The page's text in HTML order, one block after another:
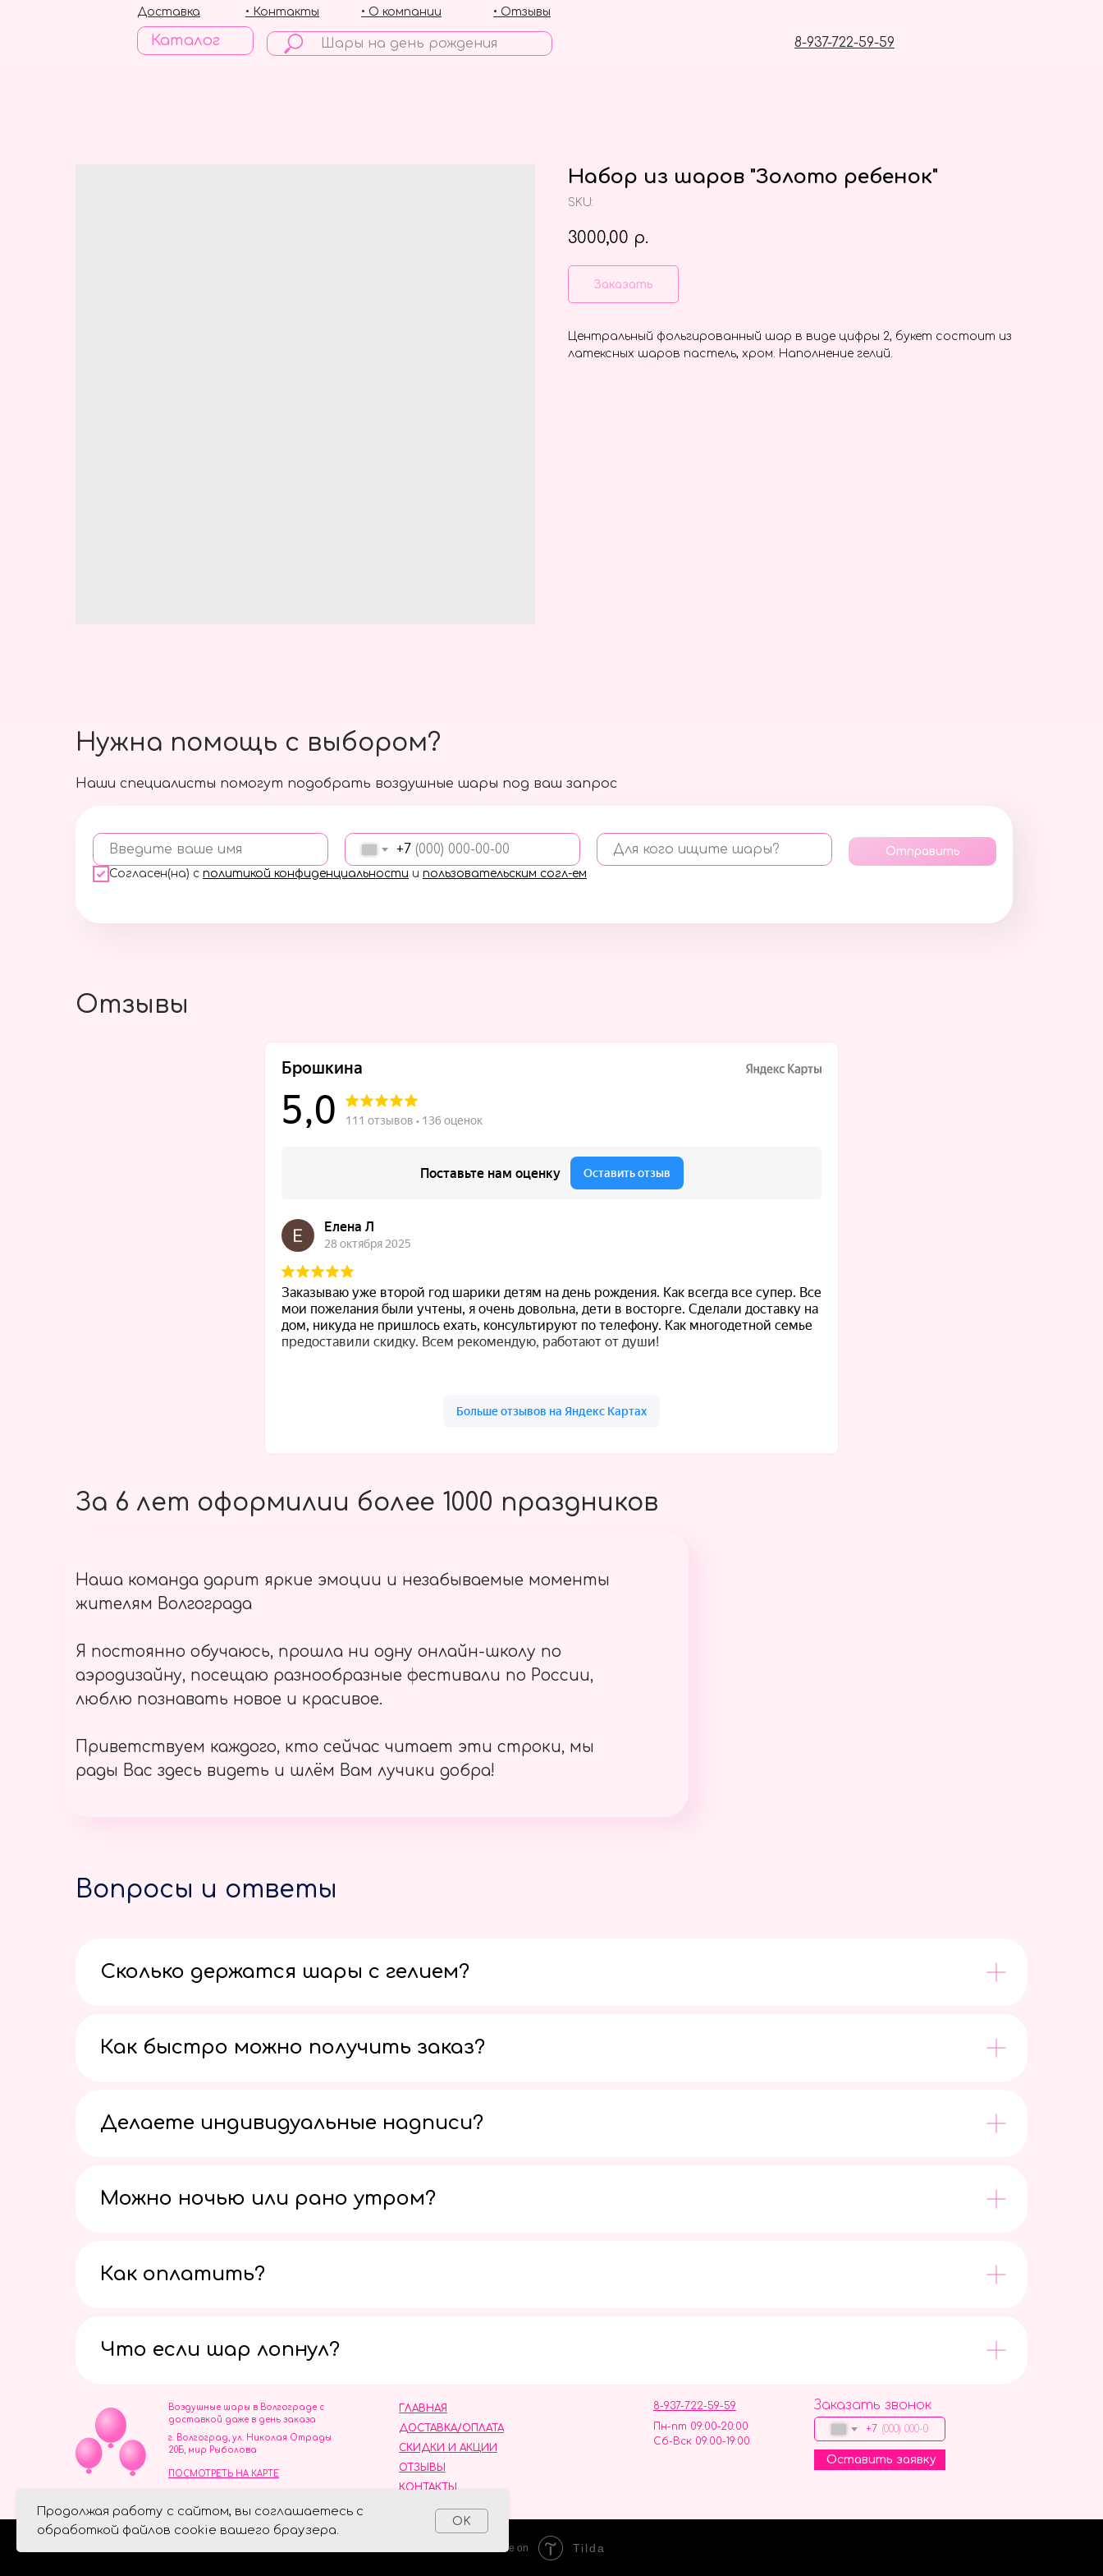
Каталог 8-937-722-59-59
• Отзывы
• О компании
• Контакты
Доставка
Набор из шаров "Золото ребенок"
SKU:
3000,00 р.
Заказать
Центральный фольгированный шар в виде цифры 2, букет состоит из
латексных шаров пастель, хром. Наполнение гелий.
Наши специалисты помогут подобрать воздушные шары под ваш запрос
Введите ваше имя +7 Для кого ищите шары?
Согласен(на) с политикой конфиденциальности и пользовательским согл-ем
Отправить
Нужна помощь с выбором?
Продолжая работу с сайтом, вы соглашаетесь с
обработкой файлов cookie вашего браузера.
OK
Отзывы
За 6 лет оформилии более 1000 праздников
Наша команда дарит яркие эмоции и незабываемые моменты
жителям Волгограда
Я постоянно обучаюсь, прошла ни одну онлайн-школу по
аэродизайну, посещаю разнообразные фестивали по России,
люблю познавать новое и красивое.
Приветствуем каждого, кто сейчас читает эти строки, мы
рады Вас здесь видеть и шлём Вам лучики добра!
Вопросы и ответы
Сколько держатся шары с гелием?
Как быстро можно получить заказ?
Делаете индивидуальные надписи?
Можно ночью или рано утром?
Как оплатить?
Что если шар лопнул?
ОТЗЫВЫ
ГЛАВНАЯ
ДОСТАВКА/ОПЛАТА
СКИДКИ И АКЦИИ
КОНТАКТЫ
8-937-722-59-59
Пн-пт 09:00-20:00
Сб-Вск 09:00-19:00
Воздушные шары в Волгограде с
доставкой даже в день заказа
Заказать звонок
+7
Оставить заявку
г. Волгоград, ул. Николая Отрады
20Б, мир Рыболова
ПОСМОТРЕТЬ НА КАРТЕ
ИНН 344110093739
Политика обработки персональных данных
Made on Tilda